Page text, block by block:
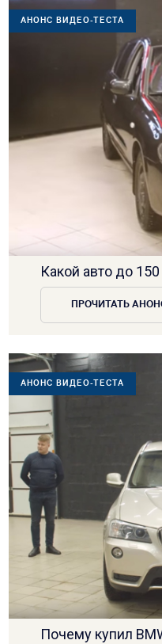
АНОНС ВИДЕО-ТЕСТА
Какой авто до
ПРОЧИТАТЬ
АНОНС ВИДЕО-ТЕСТА
Почему купил